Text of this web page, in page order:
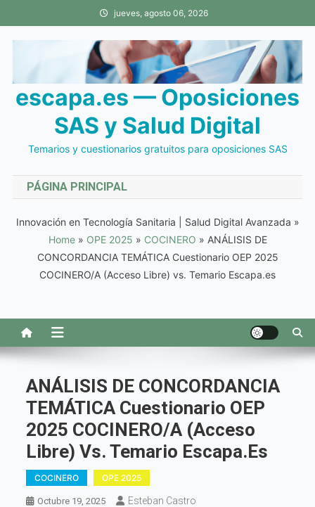
al
contenido
jueves, agosto 06, 2026
escapa.es — Oposiciones
SAS y Salud Digital
Temarios y cuestionarios gratuitos para oposiciones SAS
PÁGINA PRINCIPAL
Innovación en Tecnología Sanitaria | Salud Digital Avanzada »
Home » OPE 2025 » COCINERO » ANÁLISIS DE
CONCORDANCIA TEMÁTICA Cuestionario OEP 2025
COCINERO/A (Acceso Libre) vs. Temario Escapa.es
ANÁLISIS DE CONCORDANCIA
TEMÁTICA Cuestionario OEP
2025 COCINERO/A (Acceso
Libre) Vs. Temario Escapa.es
COCINERO OPE 2025
Octubre 19, 2025 Esteban Castro